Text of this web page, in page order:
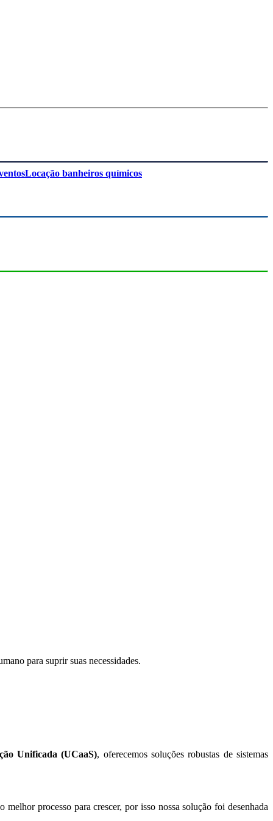
Locação banheiros químicos
para suprir suas necessidades.
Unificada (UCaaS), oferecemos soluções robustas de sistemas
processo para crescer, por isso nossa solução foi desenhada